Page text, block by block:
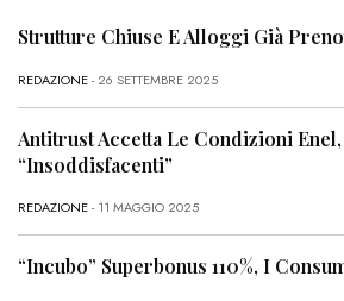
Strutture Chiuse E Alloggi Già
REDAZIONE- 26 SETTEMBRE 2025
Antitrust Accetta Le Condizioni
“Insoddisfacenti”
REDAZIONE- 11 MAGGIO 2025
“Incubo” Superbonus 110%, I